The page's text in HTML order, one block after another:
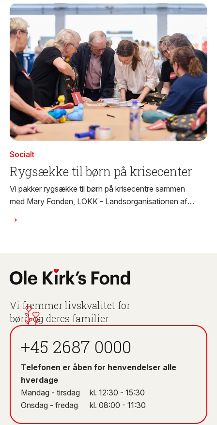
Socialt
Rygsække til børn på krisecenter
Vi pakker rygsække til børn på krisecentre sammen
med Mary Fonden, LOKK - Landsorganisationen af
Vi fremmer livskvalitet for
børn og deres familier
+45 2687 0000
Telefonen er åben for henvendelser alle
hverdage
Mandag - tirsdag kl. 12:30 - 15:30
Onsdag - fredag kl. 08:00 - 11:30